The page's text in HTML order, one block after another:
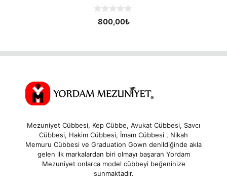
800,00₺
Mezuniyet Cübbesi, Kep Cübbe, Avukat Cübbesi, Savcı
Cübbesi, Hakim Cübbesi, İmam Cübbesi , Nikah
Memuru Cübbesi ve Graduation Gown denildiğinde akla
gelen ilk markalardan biri olmayı başaran Yordam
Mezuniyet onlarca model cübbeyi beğeninize
sunmaktadır.